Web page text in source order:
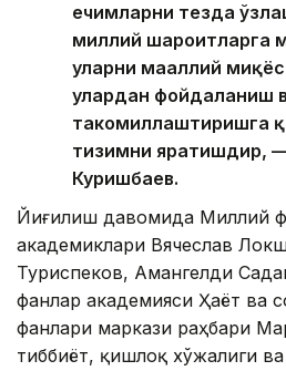
ечимларни тезда
миллий шароитларга
уларни маҳаллий
улардан фойдаланиш
такомиллаштиришга
тизимни яратишдир,
Куришбаев.
Йиғилиш давомида Миллий
академиклари Вячеслав
Туриспеков, Амангелди
фанлар академияси Ҳаёт ва
фанлари маркази раҳбари
тиббиёт, қишлоқ хўжалиги